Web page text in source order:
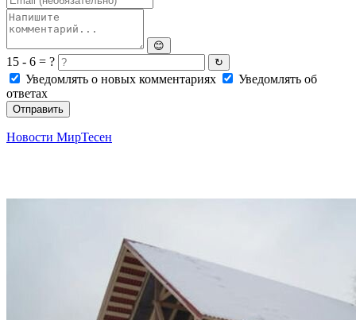
😊
15 - 6 = ? ↻
Уведомлять о новых комментариях
Уведомлять об
ответах
Отправить
Новости МирТесен